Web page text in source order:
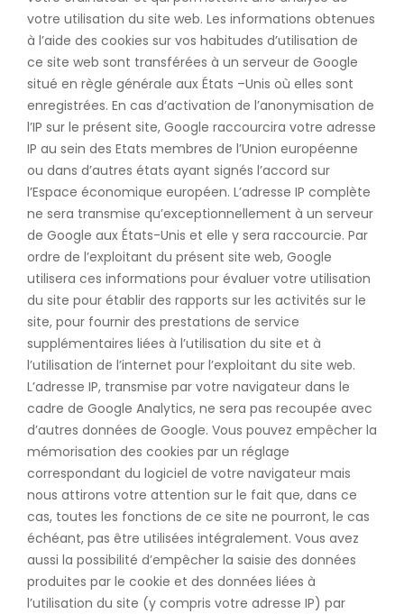
votre utilisation du site web. Les informations obtenues
à l’aide des cookies sur vos habitudes d’utilisation de
ce site web sont transférées à un serveur de Google
situé en règle générale aux États –Unis où elles sont
enregistrées. En cas d’activation de l’anonymisation de
l’IP sur le présent site, Google raccourcira votre adresse
IP au sein des Etats membres de l’Union européenne
ou dans d’autres états ayant signés l’accord sur
l’Espace économique européen. L’adresse IP complète
ne sera transmise qu’exceptionnellement à un serveur
de Google aux États-Unis et elle y sera raccourcie. Par
ordre de l’exploitant du présent site web, Google
utilisera ces informations pour évaluer votre utilisation
du site pour établir des rapports sur les activités sur le
site, pour fournir des prestations de service
supplémentaires liées à l’utilisation du site et à
l’utilisation de l’internet pour l’exploitant du site web.
L’adresse IP, transmise par votre navigateur dans le
cadre de Google Analytics, ne sera pas recoupée avec
d’autres données de Google. Vous pouvez empêcher la
mémorisation des cookies par un réglage
correspondant du logiciel de votre navigateur mais
nous attirons votre attention sur le fait que, dans ce
cas, toutes les fonctions de ce site ne pourront, le cas
échéant, pas être utilisées intégralement. Vous avez
aussi la possibilité d’empêcher la saisie des données
produites par le cookie et des données liées à
l’utilisation du site (y compris votre adresse IP) par